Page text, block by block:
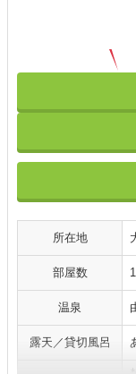
所在地
部屋数
温泉
露天／貸切風呂